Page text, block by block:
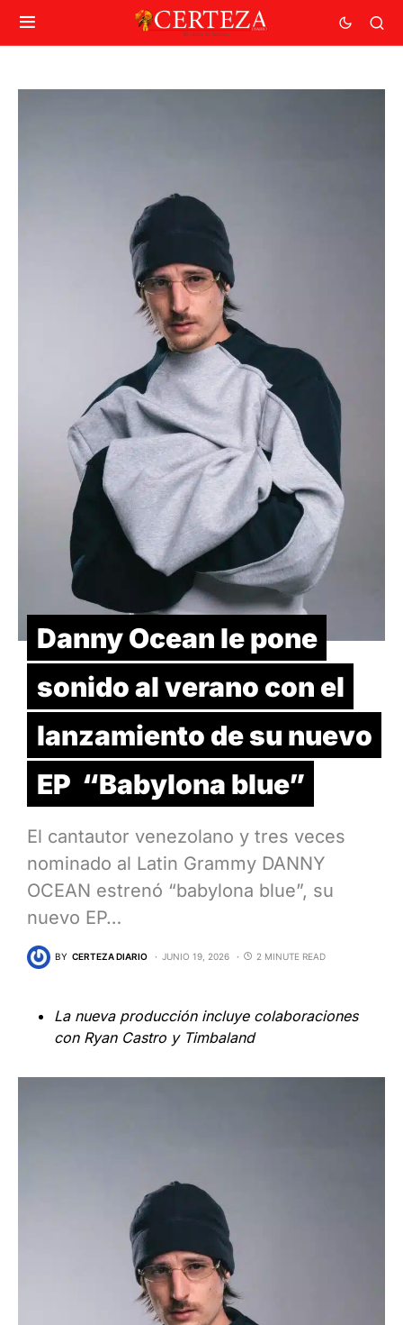
Danny Ocean le pone
sonido al verano con el
lanzamiento de su nuevo
EP “Babylona blue”
El cantautor venezolano y tres veces
nominado al Latin Grammy DANNY
OCEAN estrenó “babylona blue”, su
nuevo EP…
BY CERTEZA DIARIO JUNIO 19, 2026 2 MINUTE READ
La nueva producción incluye colaboraciones
con Ryan Castro y Timbaland